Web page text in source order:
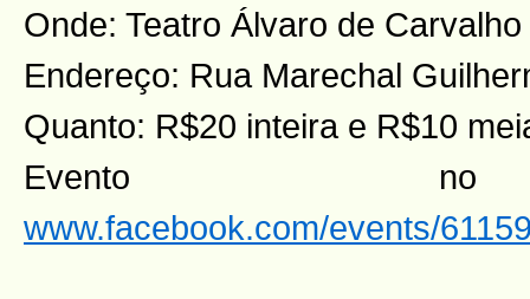
Onde: Teatro Álvaro de
Endereço: Rua Marechal
Quanto: R$20 inteira e R$10
Evento
www.facebook.com/events/